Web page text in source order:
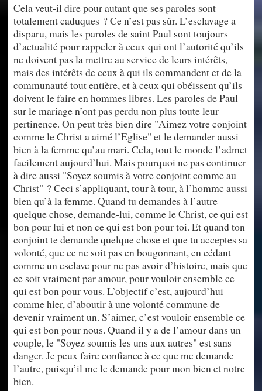
Cela veut-il dire pour autant que ses paroles sont
totalement caduques ? Ce n’est pas sûr. L’esclavage a
disparu, mais les paroles de saint Paul sont toujours
d’actualité pour rappeler à ceux qui ont l’autorité qu’ils
ne doivent pas la mettre au service de leurs intérêts,
mais des intérêts de ceux à qui ils commandent et de la
communauté tout entière, et à ceux qui obéissent qu’ils
doivent le faire en hommes libres. Les paroles de Paul
sur le mariage n’ont pas perdu non plus toute leur
pertinence. On peut très bien dire "Aimez votre conjoint
comme le Christ a aimé l’Eglise" et le demander aussi
bien à la femme qu’au mari. Cela, tout le monde l’admet
facilement aujourd’hui. Mais pourquoi ne pas continuer
à dire aussi "Soyez soumis à votre conjoint comme au
Christ" ? Ceci s’appliquant, tour à tour, à l’hommc aussi
bien qu’à la femme. Quand tu demandes à l’autre
quelque chose, demande-lui, comme le Christ, ce qui est
bon pour lui et non ce qui est bon pour toi. Et quand ton
conjoint te demande quelque chose et que tu acceptes sa
volonté, que ce ne soit pas en bougonnant, en cédant
comme un esclave pour ne pas avoir d’histoire, mais que
ce soit vraiment par amour, pour vouloir ensemble ce
qui est bon pour vous. L’objectif c’est, aujourd’hui
comme hier, d’aboutir à une volonté commune de
devenir vraiment un. S’aimer, c’est vouloir ensemble ce
qui est bon pour nous. Quand il y a de l’amour dans un
couple, le "Soyez soumis les uns aux autres" est sans
danger. Je peux faire confiance à ce que me demande
l’autre, puisqu’il me le demande pour mon bien et notre
bien.